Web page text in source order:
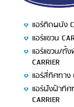
แอร์ติดผนัง
แอร์แขวน
แอร์แขวน/ตั้
CARRIER
แอร์สี่ทิศทาง
แอร์ฝังฝ้าทิศ
CARRIER